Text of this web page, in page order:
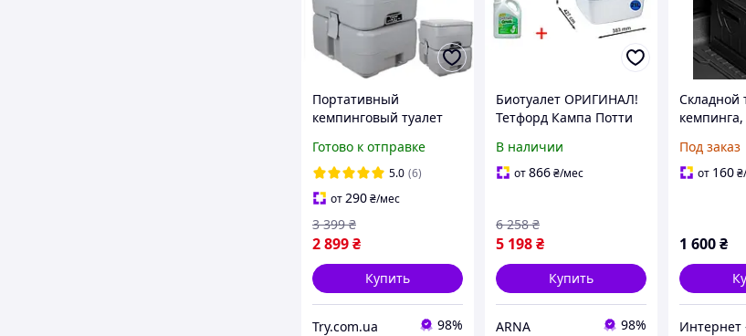
Портативный
кемпинговый туалет
туристический до 150
кг
Готово к отправке
5.0 (6)
от290₴/мес
2 899₴
3 399 ₴
Купить
Try.com.ua 98%
Биотуалет ОРИГИНАЛ!
Тетфорд Кампа Потти
Біотуалет , Thetford
Campa Potti XGL
В наличии
от866₴/мес
5 198₴
6 258 ₴
Купить
ARNA 98%
Складной
Под заказ
от 160₴
1 600₴